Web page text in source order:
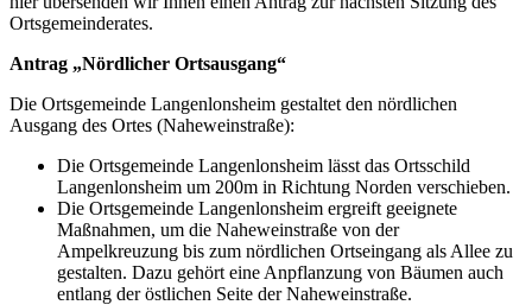
Ortsgemeinderates.
Antrag „Nördlicher Ortsausgang“
Die Ortsgemeinde Langenlonsheim gestaltet den nördlichen
Ausgang des Ortes (Naheweinstraße):
Die Ortsgemeinde Langenlonsheim lässt das Ortsschild
Langenlonsheim um 200m in Richtung Norden verschieben.
Die Ortsgemeinde Langenlonsheim ergreift geeignete
Maßnahmen, um die Naheweinstraße von der
Ampelkreuzung bis zum nördlichen Ortseingang als Allee zu
gestalten. Dazu gehört eine Anpflanzung von Bäumen auch
entlang der östlichen Seite der Naheweinstraße.